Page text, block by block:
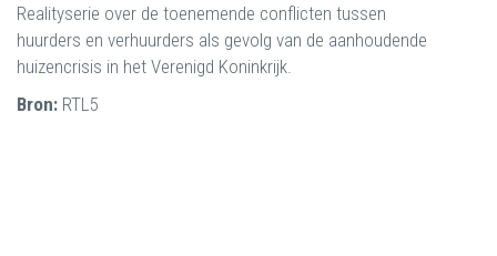
Realityserie over de toenemende conflicten tussen
huurders en verhuurders als gevolg van de aanhoudende
huizencrisis in het Verenigd Koninkrijk.
Bron: RTL5